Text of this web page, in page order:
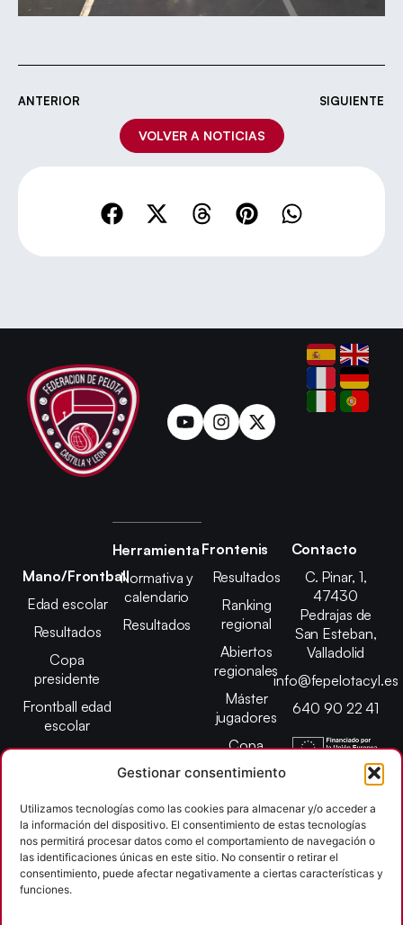
Gestionar consentimiento
Utilizamos tecnologías como las cookies para almacenar y/o acceder a
la información del dispositivo. El consentimiento de estas tecnologías
nos permitirá procesar datos como el comportamiento de navegación o
las identificaciones únicas en este sitio. No consentir o retirar el
consentimiento, puede afectar negativamente a ciertas características y
funciones.
ANTERIOR SIGUIENTE
VOLVER A NOTICIAS
Mano/Frontball
Edad escolar
Resultados
Copa
presidente
Frontball edad
escolar
Herramienta
Normativa y
calendario
Resultados
Frontenis
Resultados
Ranking
regional
Abiertos
regionales
Máster
jugadores
Copa
presidente
escolar
Campeonato
provincial
León
Contacto
C. Pinar, 1,
47430
Pedrajas de
San Esteban,
Valladolid
info@fepelotacyl.es
640 90 22 41